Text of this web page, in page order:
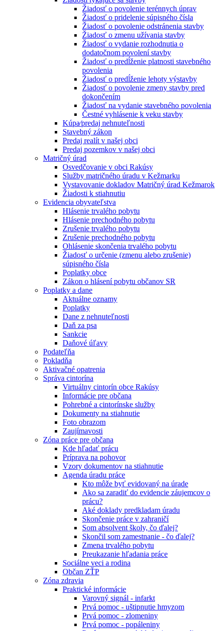
Žiadosť o povolenie terénnych úprav
Žiadosť o pridelenie súpisného čísla
Žiadosť o povolenie odstránenia stavby
Žiadosť o zmenu užívania stavby
Žiadosť o vydanie rozhodnutia o
dodatočnom povolení stavby
Žiadosť o predĺženie platnosti stavebného
povolenia
Žiadosť o predĺženie lehoty výstavby
Žiadosť o povolenie zmeny stavby pred
dokončením
Žiadosť na vydanie stavebného povolenia
Čestné vyhlásenie k veku stavby
Kúpa⁄predaj nehnuteľnosti
Stavebný zákon
Predaj realít v našej obci
Predaj pozemkov v našej obci
Matričný úrad
Osvedčovanie v obci Rakúsy
Služby matričného úradu v Kežmarku
Vystavovanie dokladov Matričný úrad Kežmarok
Žiadosti k stiahnutiu
Evidencia obyvateľstva
Hlásenie trvalého pobytu
Hlásenie prechodného pobytu
Zrušenie trvalého pobytu
Zrušenie prechodného pobytu
Ohlásenie skončenia trvalého pobytu
Žiadosť o určenie (zmenu alebo zrušenie)
súpisného čísla
Poplatky obce
Zákon o hlásení pobytu občanov SR
Poplatky a dane
Aktuálne oznamy
Poplatky
Dane z nehnuteľnosti
Daň za psa
Sankcie
Daňové úľavy
Podateľňa
Pokladňa
Aktivačné opatrenia
Správa cintorína
Virtuálny cintorín obce Rakúsy
Informácie pre občana
Pohrebné a cintorínske služby
Dokumenty na stiahnutie
Foto obrazom
Zaujímavosti
Zóna práce pre občana
Kde hľadať prácu
Príprava na pohovor
Vzory dokumentov na stiahnutie
Agenda úradu práce
Kto môže byť evidovaný na úrade
Ako sa zaradiť do evidencie záujemcov o
prácu?
Aké doklady predkladam úradu
Skončenie práce v zahraničí
Som absolvent školy, čo ďalej?
Skončil som zamestnanie - čo ďalej?
Zmena trvalého pobytu
Preukazanie hľadania práce
Sociálne veci a rodina
Občan ZŤP
Zóna zdravia
Praktické informácie
Varovný signál - infarkt
Prvá pomoc - uštipnutie hmyzom
Prvá pomoc - zlomeniny
Prvá pomoc - popáleniny